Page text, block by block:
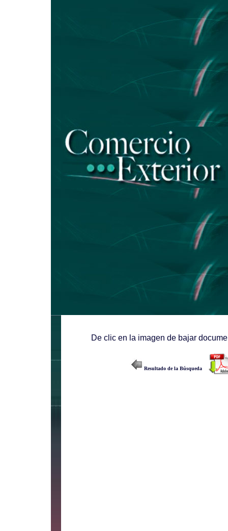
De clic en la imagen de bajar
Resultado de la Búsqueda